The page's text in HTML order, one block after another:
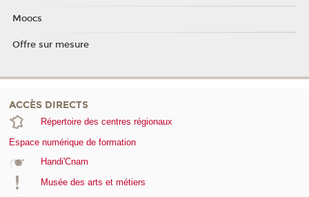
Moocs
Offre sur mesure
ACCÈS DIRECTS
Répertoire des centres régionaux
Espace numérique de formation
Handi'Cnam
Musée des arts et métiers